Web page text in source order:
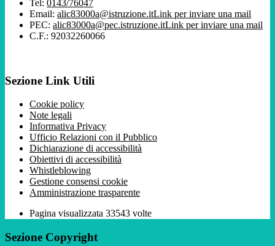
Tel: 0143/76047
Email: alic83000a@istruzione.itLink per inviare una mail
PEC: alic83000a@pec.istruzione.itLink per inviare una mail
C.F.: 92032260066
Sezione Link Utili
Cookie policy
Note legali
Informativa Privacy
Ufficio Relazioni con il Pubblico
Dichiarazione di accessibilità
Obiettivi di accessibilità
Whistleblowing
Gestione consensi cookie
Amministrazione trasparente
Pagina visualizzata 33543 volte
Sezione Copyright